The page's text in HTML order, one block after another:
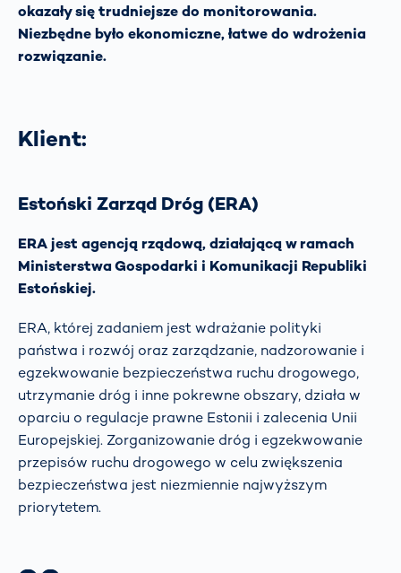
okazały się trudniejsze do monitorowania.
Niezbędne było ekonomiczne, łatwe do wdrożenia
rozwiązanie.
Klient:
Estoński Zarząd Dróg (ERA)
ERA jest agencją rządową, działającą w ramach
Ministerstwa Gospodarki i Komunikacji Republiki
Estońskiej.
ERA, której zadaniem jest wdrażanie polityki
państwa i rozwój oraz zarządzanie, nadzorowanie i
egzekwowanie bezpieczeństwa ruchu drogowego,
utrzymanie dróg i inne pokrewne obszary, działa w
oparciu o regulacje prawne Estonii i zalecenia Unii
Europejskiej. Zorganizowanie dróg i egzekwowanie
przepisów ruchu drogowego w celu zwiększenia
bezpieczeństwa jest niezmiennie najwyższym
priorytetem.